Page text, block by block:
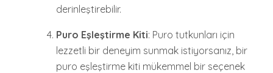
derinleştirebilir.
Puro Eşleştirme Kiti: Puro tutkunları için
lezzetli bir deneyim sunmak istiyorsanız, bir
puro eşleştirme kiti mükemmel bir seçenek